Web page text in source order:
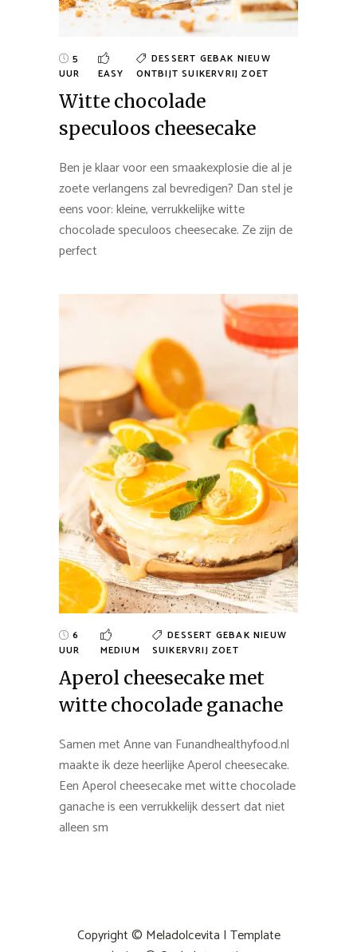
5
UUR
EASY
DESSERT GEBAK NIEUW
ONTBIJTSUIKERVRIJZOET
Witte chocolade
speculoos cheesecake
Ben je klaar voor een smaakexplosie die al je
zoete verlangens zal bevredigen? Dan stel je
eens voor: kleine, verrukkelijke witte
chocolade speculoos cheesecake. Ze zijn de
perfect
6
UUR
MEDIUM
DESSERT GEBAKNIEUW
SUIKERVRIJ ZOET
Aperol cheesecake met
witte chocolade ganache
Samen met Anne van Funandhealthyfood.nl
maakte ik deze heerlijke Aperol cheesecake.
Een Aperol cheesecake met witte chocolade
ganache is een verrukkelijk dessert dat niet
alleen sm
Copyright © Meladolcevita | Template